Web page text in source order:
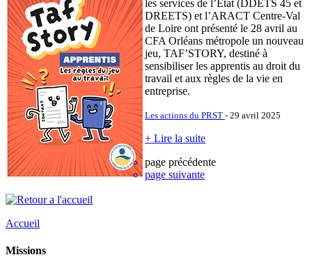
les services de l’État (DDETS 45 et
DREETS) et l’ARACT Centre-Val
de Loire ont présenté le 28 avril au
CFA Orléans métropole un nouveau
jeu, TAF’STORY, destiné à
sensibiliser les apprentis au droit du
travail et aux règles de la vie en
entreprise.
Les actions du PRST - 29 avril 2025
+ Lire la suite
page précédente
page suivante
Accueil
Missions